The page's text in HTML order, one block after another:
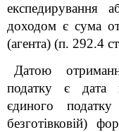
експедирування
доходом є сума
(агента) (п. 292.4
Датою
податку є дата
єдиного
безготівковій)